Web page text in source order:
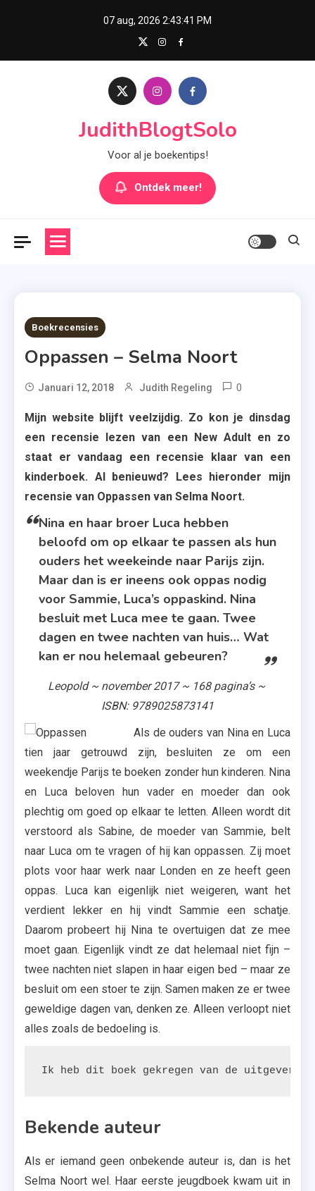
07 aug, 2026 2:43:42 PM
JudithBlogtSolo
Voor al je boekentips!
Ontdek meer!
6 MINS READ
Boekrecensies
Oppassen – Selma Noort
Januari 12, 2018 Judith Regeling 0
,
Leopold
,
Oppassen
Noort
Mijn website blijft veelzijdig. Zo kon je dinsdag
een recensie lezen van een New Adult en zo
staat er vandaag een recensie klaar van een
kinderboek. Al benieuwd? Lees hieronder mijn
recensie van Oppassen van Selma Noort.
Nina en haar broer Luca hebben
beloofd om op elkaar te passen als hun
ouders het weekeinde naar Parijs zijn.
Maar dan is er ineens ook oppas nodig
voor Sammie, Luca’s oppaskind. Nina
besluit met Luca mee te gaan. Twee
dagen en twee nachten van huis… Wat
kan er nou helemaal gebeuren?
Leopold ~ november 2017 ~ 168 pagina’s ~
ISBN: 9789025873141
Als de ouders van Nina en Luca
tien jaar getrouwd zijn, besluiten ze om een
weekendje Parijs te boeken zonder hun kinderen. Nina
en Luca beloven hun vader en moeder dan ook
plechtig om goed op elkaar te letten. Alleen wordt dit
verstoord als Sabine, de moeder van Sammie, belt
naar Luca om te vragen of hij kan oppassen. Zij moet
plots voor haar werk naar Londen en ze heeft geen
oppas. Luca kan eigenlijk niet weigeren, want het
verdient lekker en hij vindt Sammie een schatje.
Daarom probeert hij Nina te overtuigen dat ze mee
moet gaan. Eigenlijk vindt ze dat helemaal niet fijn –
twee nachten niet slapen in haar eigen bed – maar ze
besluit om een stoer te zijn. Samen maken ze er twee
geweldige dagen van, denken ze. Alleen verloopt niet
alles zoals de bedoeling is.
Ik heb dit boek gekregen van de
Bekende auteur
Als er iemand geen onbekende auteur is, dan is het
Selma Noort wel. Haar eerste jeugdboek kwam uit in